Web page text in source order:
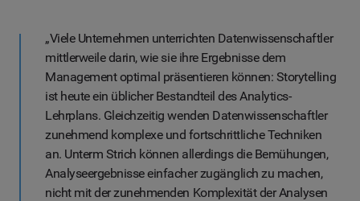
„Viele Unternehmen unterrichten Datenwissenschaftler
mittlerweile darin, wie sie ihre Ergebnisse dem
Management optimal präsentieren können: Storytelling
ist heute ein üblicher Bestandteil des Analytics-
Lehrplans. Gleichzeitig wenden Datenwissenschaftler
zunehmend komplexe und fortschrittliche Techniken
an. Unterm Strich können allerdings die Bemühungen,
Analyseergebnisse einfacher zugänglich zu machen,
nicht mit der zunehmenden Komplexität der Analysen